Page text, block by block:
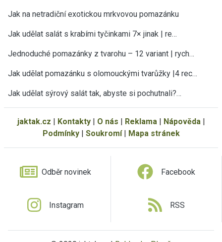
Jak na netradiční exotickou mrkvovou pomazánku
Jak udělat salát s krabími tyčinkami 7× jinak | re…
Jednoduché pomazánky z tvarohu – 12 variant | rych…
Jak udělat pomazánku s olomouckými tvarůžky |4 rec…
Jak udělat sýrový salát tak, abyste si pochutnali?…
jaktak.cz | Kontakty| O nás | Reklama| Nápověda|
Podmínky| Soukromí| Mapa stránek
Odběr novinek Facebook
Instagram RSS